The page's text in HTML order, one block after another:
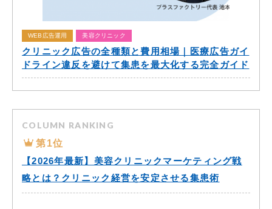
WEB広告運用 美容クリニック
クリニック広告の全種類と費用相場｜医療広告ガイ
ドライン違反を避けて集患を最大化する完全ガイド
COLUMN RANKING
第1位
【2026年最新】美容クリニックマーケティング戦
略とは？クリニック経営を安定させる集患術